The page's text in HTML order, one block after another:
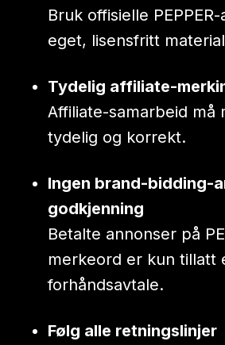
Bruk offisielle
eget, lisensfritt
Tydelig affiliate-
Affiliate-samarbeid må
tydelig og korrekt.
Ingen brand-bidding-
godkjenning
Betalte annonser på
merkeord er kun tillatt
forhåndsavtale.
Følg alle retningslinjer